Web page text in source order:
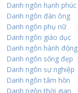
Danh ngôn hạnh phúc
Danh ngôn đàn ông
Danh ngôn phụ nữ
Danh ngôn giáo dục
Danh ngôn hành động
Danh ngôn sống đẹp
Danh ngôn sự nghiệp
Danh ngôn tâm hồn
Danh ngôn thời gian